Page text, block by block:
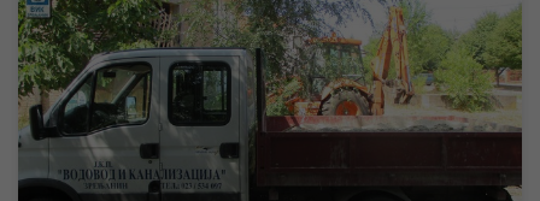
Због хаварије на главном магистралном воду на изворишту,
одакле се град снабдева водом, дошло је до проблема у
водоснабдевању на територији целог града. Тренутно је
значајнији пад притиска воде у мрежи, а у вишеспратницама
као и у ободним деловима града могућ је и нестанак воде.
Екипе ЈКП „Водовода […]